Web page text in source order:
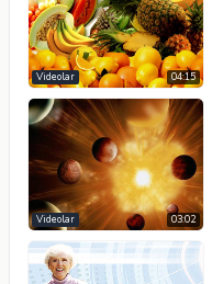
04:15
Videolar
03:02
Videolar